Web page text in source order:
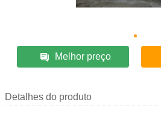
Melhor preço
Detalhes do produto